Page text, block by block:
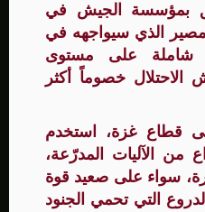
بمؤسسة الجيش في
الذي سيواجهه في
شاملة على مستوى
الاحتلال خصوماً أكثر
قطاع غزة، استخدم
من الآليات المدرّعة،
سواء على صعيد قوة
التي تحمي الجنود